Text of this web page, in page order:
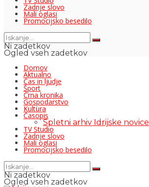
Zadnje slovo
Mali oglasi
Promocijsko besedilo
Ni zadetkov
Ogled vseh zadetkov
Domov
Aktualno
Čas in ljudje
Šport
Črna kronika
Gospodarstvo
Kultura
Časopis
Spletni arhiv Idrijske novice
TV Studio
Zadnje slovo
Mali oglasi
Promocijsko besedilo
Ni zadetkov
Ogled vseh zadetkov